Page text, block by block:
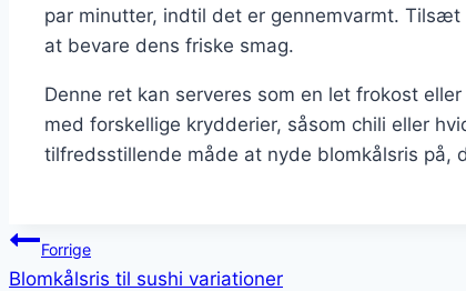
par minutter, indtil det er gennemvarmt.
at bevare dens friske smag.
Denne ret kan serveres som en let frokost
med forskellige krydderier, såsom chili eller
tilfredsstillende måde at nyde blomkålsris
Indlægsnavigation
Forrige
Blomkålsris til sushi variationer